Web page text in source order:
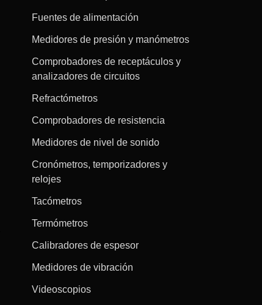
Fuentes de alimentación
Medidores de presión y manómetros
Comprobadores de receptáculos y
analizadores de circuitos
Refractómetros
Comprobadores de resistencia
Medidores de nivel de sonido
Cronómetros, temporizadores y
relojes
Tacómetros
Termómetros
Calibradores de espesor
Medidores de vibración
Videoscopios